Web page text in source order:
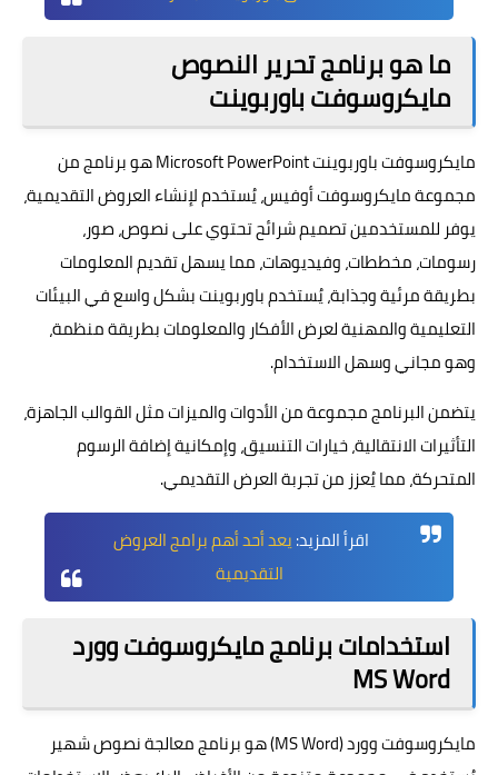
ما هو برنامج تحرير النصوص
مايكروسوفت باوربوينت
مايكروسوفت باوربوينت Microsoft PowerPoint هو برنامج من
مجموعة مايكروسوفت أوفيس، يُستخدم لإنشاء العروض التقديمية،
يوفر للمستخدمين تصميم شرائح تحتوي على نصوص، صور،
رسومات، مخططات، وفيديوهات، مما يسهل تقديم المعلومات
بطريقة مرئية وجذابة، يُستخدم باوربوينت بشكل واسع في البيئات
التعليمية والمهنية لعرض الأفكار والمعلومات بطريقة منظمة،
وهو مجاني وسهل الاستخدام.
يتضمن البرنامج مجموعة من الأدوات والميزات مثل القوالب الجاهزة،
التأثيرات الانتقالية، خيارات التنسيق، وإمكانية إضافة الرسوم
المتحركة، مما يُعزز من تجربة العرض التقديمي.
اقرأ المزيد:يعد أحد أهم برامج العروض
التقديمية
استخدامات برنامج مايكروسوفت وورد
MS Word
مايكروسوفت وورد (MS Word) هو برنامج معالجة نصوص شهير